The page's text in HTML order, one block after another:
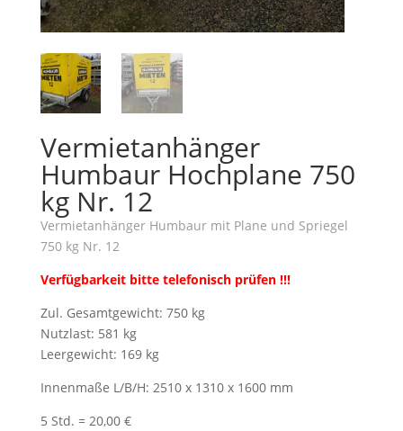
Vermietanhänger
Humbaur Hochplane 750
kg Nr. 12
Vermietanhänger Humbaur mit Plane und Spriegel
750 kg Nr. 12
Verfügbarkeit bitte telefonisch prüfen !!!
Zul. Gesamtgewicht: 750 kg
Nutzlast: 581 kg
Leergewicht: 169 kg
Innenmaße L/B/H: 2510 x 1310 x 1600 mm
5 Std. = 20,00 €